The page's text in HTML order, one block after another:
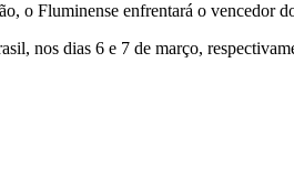
o Fluminense enfrentará o
nos dias 6 e 7 de março,